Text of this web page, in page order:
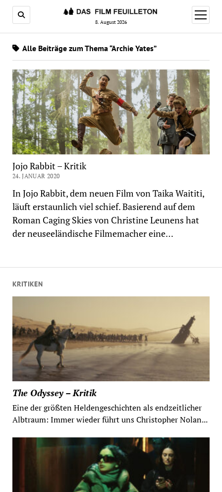
8. August 2026
Menü
öffnen
KRITIKEN
The Odyssey – Kritik
Eine der größten Heldengeschichten als endzeitlicher
Albtraum: Immer wieder führt uns Christopher Nolan...
Alle Beiträge zum Thema “Archie Yates”
Jojo Rabbit – Kritik
24. JANUAR 2020
In Jojo Rabbit, dem neuen Film von Taika Waititi,
läuft erstaunlich viel schief. Basierend auf dem
Roman Caging Skies von Christine Leunens hat
der neuseeländische Filmemacher eine…